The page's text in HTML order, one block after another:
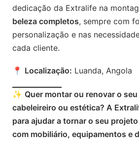
dedicação da Extralife na
beleza completos, sempre com
personalização e nas
cada cliente.
📍 Localização: Luanda, Angola
✨ Quer montar ou renovar o
cabeleireiro ou estética? A
para ajudar a tornar o seu
com mobiliário, equipamentos e